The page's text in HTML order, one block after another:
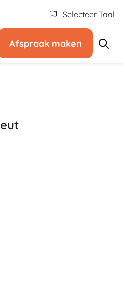
Selecteer Taal
en beweegaanbod
Afspraak maken